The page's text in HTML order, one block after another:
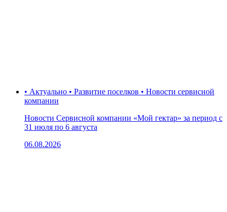
• Актуально • Развитие поселков • Новости сервисной
компании
Новости Сервисной компании «Мой гектар» за период с
31 июля по 6 августа
06.08.2026